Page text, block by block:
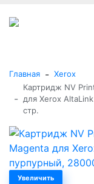
Главная - Xerox
-
Картридж NV
для Xerox
стр.
Увеличить